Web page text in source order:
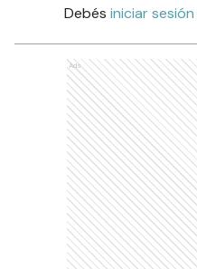
Debés iniciar sesión
Ads